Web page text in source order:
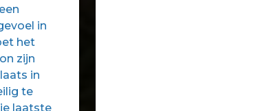
in
het
zijn
in
te
laatste